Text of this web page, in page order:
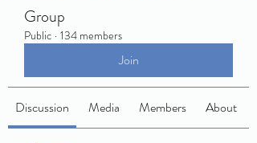
Group
Public · 134 members
Join
Discussion Media Members About